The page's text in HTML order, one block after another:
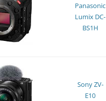
Panasonic
Lumix DC-
BS1H
Sony ZV-
E10